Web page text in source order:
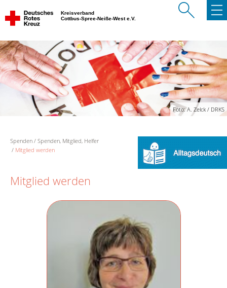
Kreisverband
Cottbus-Spree-Neiße-West e.V.
Foto: A. Zelck / DRKS
Spenden
Spenden, Mitglied, Helfer
Mitglied werden
Mitglied werden